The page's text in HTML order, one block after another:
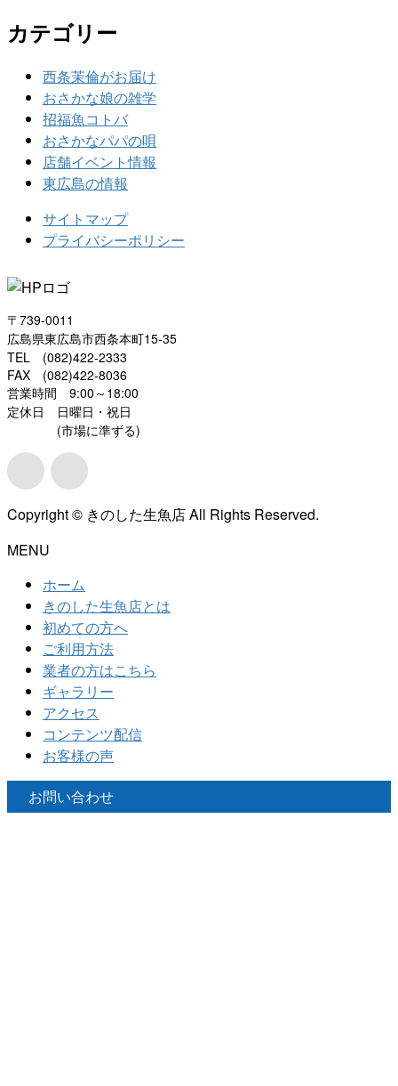
カテゴリー
西条茉倫がお届け
おさかな娘の雑学
招福魚コトバ
おさかなパパの唄
店舗イベント情報
東広島の情報
サイトマップ
プライバシーポリシー
〒739-0011
広島県東広島市西条本町15-35
TEL (082)422-2333
FAX (082)422-8036
営業時間 9:00～18:00
定休日 日曜日・祝日
(市場に準ずる)
Copyright © きのした生魚店 All Rights Reserved.
MENU
ホーム
きのした生魚店とは
初めての方へ
ご利用方法
業者の方はこちら
ギャラリー
アクセス
コンテンツ配信
お客様の声
お問い合わせ